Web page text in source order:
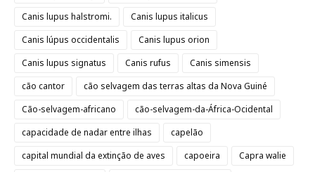
Canis lupus halstromi.
Canis lupus italicus
Canis lúpus occidentalis
Canis lupus orion
Canis lupus signatus
Canis rufus
Canis simensis
cão cantor
cão selvagem das terras altas da Nova Guiné
Cão-selvagem-africano
cão-selvagem-da-África-Ocidental
capacidade de nadar entre ilhas
capelão
capital mundial da extinção de aves
capoeira
Capra walie